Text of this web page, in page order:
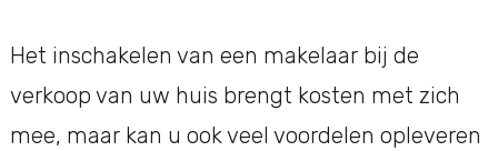
Het inschakelen van een makelaar bij de
verkoop van uw huis brengt kosten met zich
mee, maar kan u ook veel voordelen opleveren